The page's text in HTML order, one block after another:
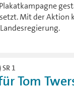
Mit der Aktion
1
Tom